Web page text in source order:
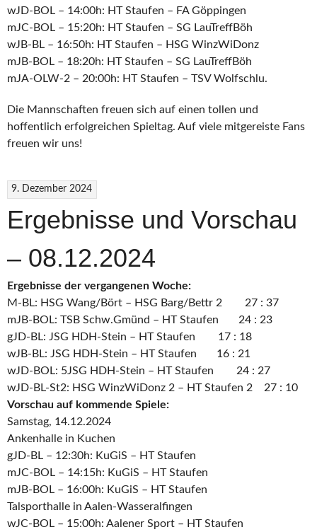
wJD-BOL – 14:00h: HT Staufen – FA Göppingen
mJC-BOL – 15:20h: HT Staufen – SG LauTreffBöh
wJB-BL – 16:50h: HT Staufen – HSG WinzWiDonz
mJB-BOL – 18:20h: HT Staufen – SG LauTreffBöh
mJA-OLW-2 – 20:00h: HT Staufen – TSV Wolfschlu.
Die Mannschaften freuen sich auf einen tollen und
hoffentlich erfolgreichen Spieltag. Auf viele mitgereiste Fans
freuen wir uns!
9. Dezember 2024
Ergebnisse und Vorschau
– 08.12.2024
Ergebnisse der vergangenen Woche:
M-BL: HSG Wang/Bört – HSG Barg/Bettr 2 27 : 37
mJB-BOL: TSB Schw.Gmünd – HT Staufen 24 : 23
gJD-BL: JSG HDH-Stein – HT Staufen 17 : 18
wJB-BL: JSG HDH-Stein – HT Staufen 16 : 21
wJD-BOL: 5JSG HDH-Stein – HT Staufen 24 : 27
wJD-BL-St2: HSG WinzWiDonz 2 – HT Staufen 2 27 : 10
Vorschau auf kommende Spiele:
Samstag, 14.12.2024
Ankenhalle in Kuchen
gJD-BL – 12:30h: KuGiS – HT Staufen
mJC-BOL – 14:15h: KuGiS – HT Staufen
mJB-BOL – 16:00h: KuGiS – HT Staufen
Talsporthalle in Aalen-Wasseralfingen
wJC-BOL – 15:00h: Aalener Sport – HT Staufen